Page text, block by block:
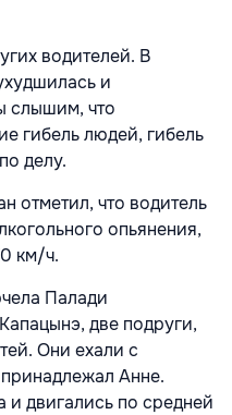
водителей. В
и
слышим, что
гибель людей, гибель
делу.
отметил, что водитель
опьянения,
км/ч.
Палади
две подруги,
Они ехали с
Анне.
и двигались по средней